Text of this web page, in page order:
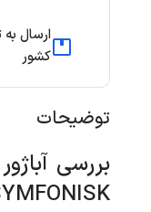
ارسال
کشور
توضیحات
بررسی